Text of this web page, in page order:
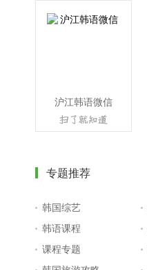
沪江韩语微信
专题推荐
韩国综艺
韩语课程
课程专题